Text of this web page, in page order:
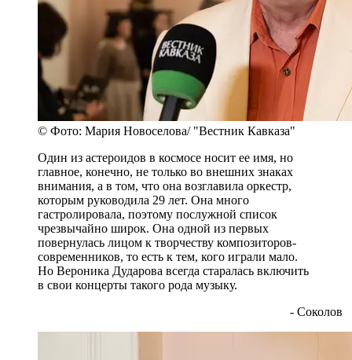
© Фото: Мария Новоселова/ "Вестник Кавказа"
Один из астероидов в космосе носит ее имя, но
главное, конечно, не только во внешних знаках
внимания, а в том, что она возглавила оркестр,
которым руководила 29 лет. Она много
гастролировала, поэтому послужной список
чрезвычайно широк. Она одной из первых
повернулась лицом к творчеству композиторов-
современников, то есть к тем, кого играли мало.
Но Вероника Дударова всегда старалась включить
в свои концерты такого рода музыку.
- Соколов